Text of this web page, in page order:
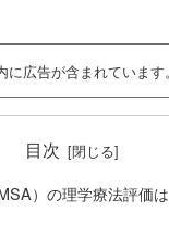
に広告が含まれています。
目次
）の理学療法評価